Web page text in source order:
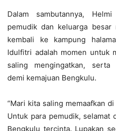
Dalam sambutannya,
pemudik dan keluarga besar
kembali ke kampung
Idulfitri adalah momen untuk
saling mengingatkan, serta
demi kemajuan Bengkulu.
“Mari kita saling memaafkan
Untuk para pemudik, selamat
Bengkulu tercinta. Lupakan